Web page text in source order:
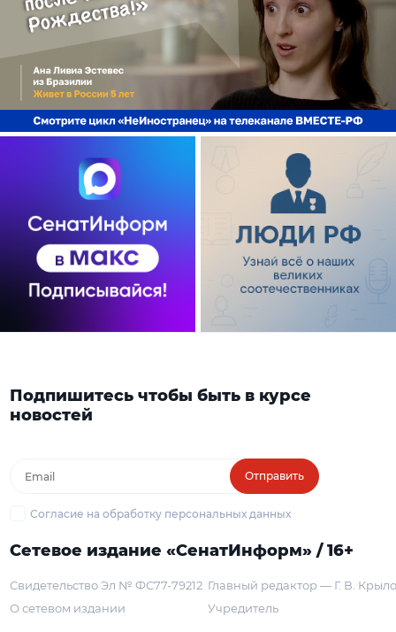
Подпишитесь чтобы быть в курсе
новостей
Отправить
Согласие на обработку персональных данных
Сетевое издание «СенатИнформ» / 16+
Свидетельство Эл № ФС77-79212
О сетевом издании
Главный редактор — Г. В.
Учредитель